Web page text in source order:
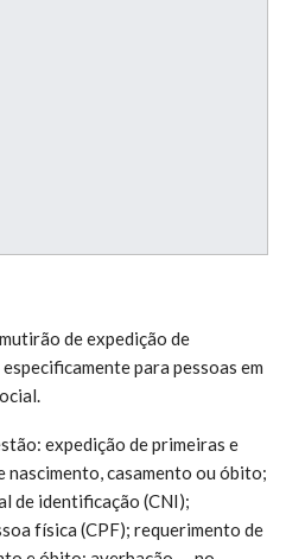
de expedição de
para pessoas em
expedição de primeiras e
nascimento, casamento ou óbito;
de identificação (CNI);
física (CPF); requerimento de